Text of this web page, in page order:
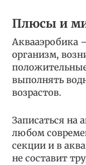
Плюсы и
Аквааэробика
организм,
выполнять
возрастов.
Записаться на
любом
секции и в
не составит